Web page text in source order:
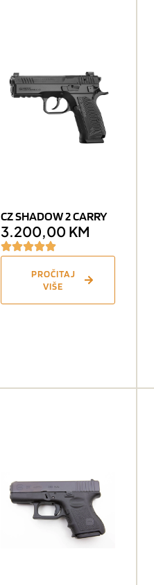
CZ SHADOW 2 CARRY
3.200,00 KM
PROČITAJ
VIŠE